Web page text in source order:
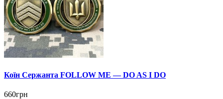
Коїн Сержанта FOLLOW ME — DO AS I DO
660грн